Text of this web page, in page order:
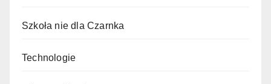
Szkoła nie dla Czarnka
Technologie